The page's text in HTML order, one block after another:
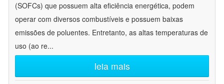
(SOFCs) que possuem alta eficiência energética, podem
operar com diversos combustíveis e possuem baixas
emissões de poluentes. Entretanto, as altas temperaturas de
uso (ao re...
leia mais